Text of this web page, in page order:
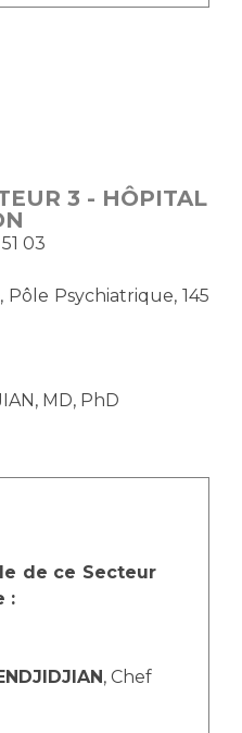
3 - HÔPITAL
03
, Pôle Psychiatrique, 145
MD, PhD
de ce Secteur
:
, Chef